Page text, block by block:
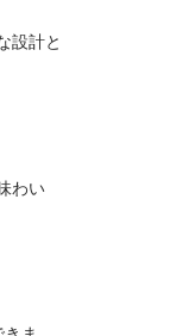
設計と
わい